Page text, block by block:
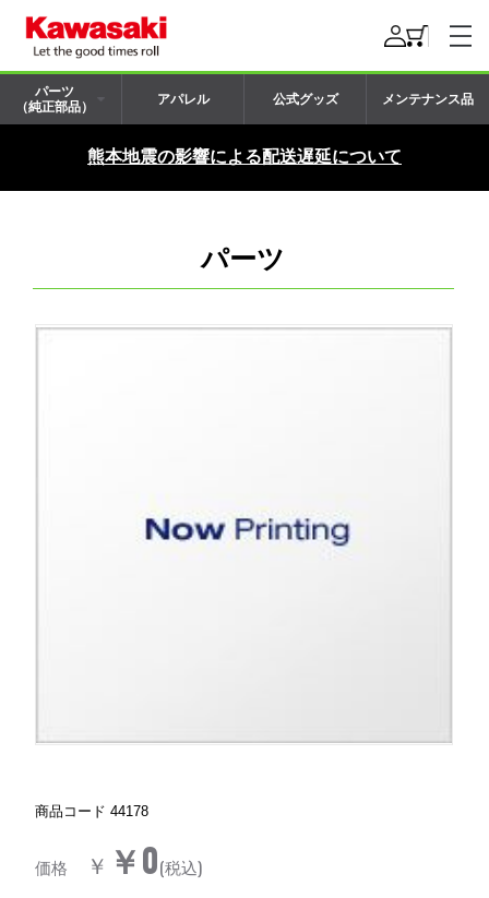
パーツ
（純正部品）
アパレル 公式グッズ メンテナンス品
熊本地震の影響による配送遅延について
パーツ
商品コード 44178
価格 ￥ ￥0(税込)